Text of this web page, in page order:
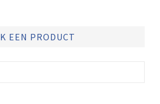
EEN PRODUCT